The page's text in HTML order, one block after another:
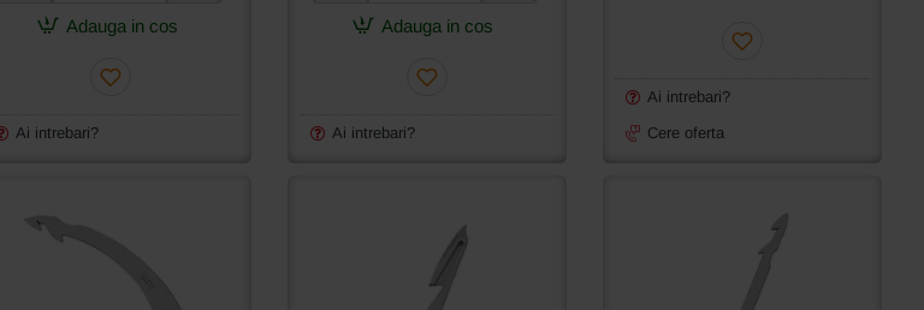
mobil
pentru
Adauga in cos
Ai intrebari?
mobil
pentru
cusut
Adauga in cos
Ai intrebari?
Ai intrebari?
Cere oferta